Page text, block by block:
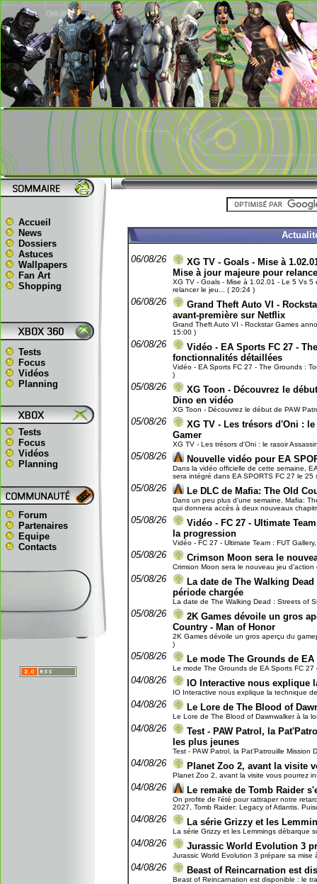
Accueil
News
Dossiers
Astuces
Wallpapers
Fan Art
Shopping
Tests
Focus
Vidéos
Planning
Tests
Focus
Vidéos
Planning
Forum
Partenaires
Equipe
Contacts
06/08/26
XG TV - Goals - Mise à
Mise à jour majeure pour
XG TV - Goals - Mise à 1.02.01 - Le 5 Vs
relancer le jeu... ( 20:24 )
06/08/26
Grand Theft Auto VI -
avant-première sur Netflix
Grand Theft Auto VI - Rockstar Games
15:00 )
06/08/26
Vidéo - EA Sports FC 27 -
fonctionnalités détaillées
Vidéo - EA Sports FC 27 - The Grounds :
)
05/08/26
XG Toon - Découvrez le
Dino en vidéo
XG Toon - Découvrez le début de PAW
05/08/26
XG TV - Les trésors d'Oni :
Gamer
XG TV - Les trésors d'Oni : le rasoir
05/08/26 Nouvelle vidéo pour EA
Dans la vidéo officielle de cette semaine,
sera intégré dans EA SPORTS FC 27 le
05/08/26 Le DLC de Mafia: The Old
Dans un peu plus d'une semaine, Mafia:
qui donnera accès à deux nouveaux
05/08/26
Vidéo - FC 27 - Ultimate
la progression
Vidéo - FC 27 - Ultimate Team : FUT
05/08/26 Crimson Moon sera le
Crimson Moon sera le nouveau jeu
05/08/26
La date de The Walking
période chargée
La date de The Walking Dead : Streets of
05/08/26
2K Games dévoile un gros
Country - Man of Honor
2K Games dévoile un gros aperçu du
)
05/08/26 Le mode The Grounds de
Le mode The Grounds de EA Sports FC
04/08/26 IO Interactive nous explique
IO Interactive nous explique la technique
04/08/26 Le Lore de The Blood of
Le Lore de The Blood of Dawnwalker à la
04/08/26
Test - PAW Patrol, la
les plus jeunes
Test - PAW Patrol, la Pat'Patrouille
04/08/26 Planet Zoo 2, avant la visite
Planet Zoo 2, avant la visite vous pourrez
04/08/26 Le remake de Tomb Raider
On profite de l'été pour rattraper notre
2027, Tomb Raider: Legacy of Atlantis.
04/08/26 La série Grizzy et les
La série Grizzy et les Lemmings débarque
04/08/26 Jurassic World Evolution 3
Jurassic World Evolution 3 prépare sa
04/08/26 Beast of Reincarnation est
Beast of Reincarnation est disponible : le